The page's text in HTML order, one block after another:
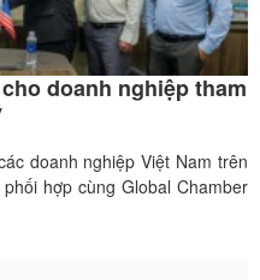
doanh nghiệp tham
doanh nghiệp Việt Nam trên
hợp cùng Global Chamber